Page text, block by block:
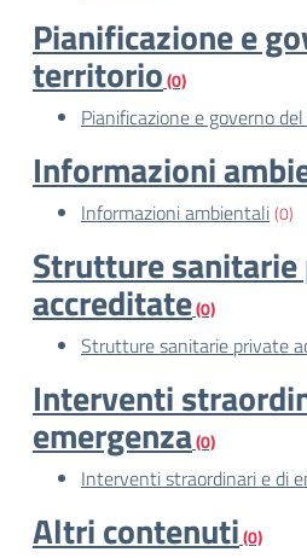
Pianificazione e
territorio(0)
Pianificazione e governo
Informazioni
Informazioni ambientali(0)
Strutture
accreditate(0)
Strutture sanitarie private
Interventi
emergenza(0)
Interventi straordinari e di
Altri contenuti(0)